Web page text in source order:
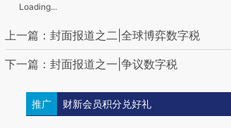
Loading...
上一篇：封面报道之二|全球博弈数字税
下一篇：封面报道之一|争议数字税
推广 财新会员积分兑好礼